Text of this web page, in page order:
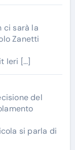
ci sarà la
Zanetti
Ieri […]
del
si parla di